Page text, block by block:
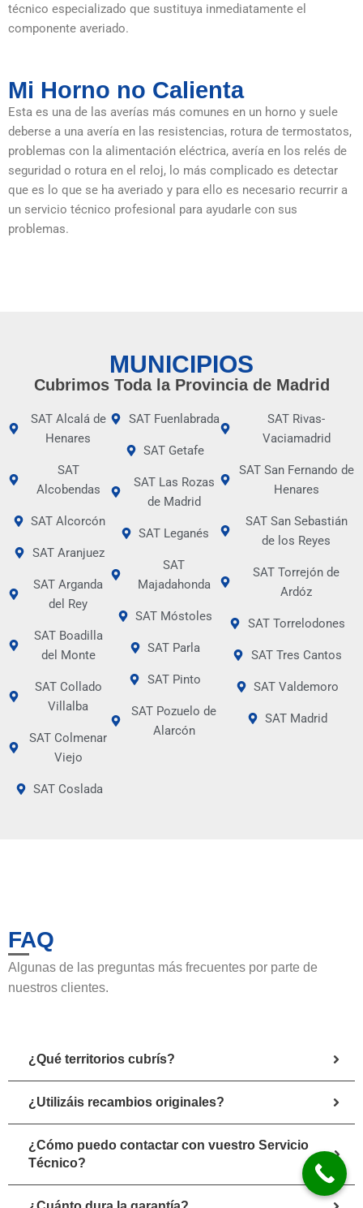
técnico especializado que sustituya inmediatamente el
componente averiado.
Mi Horno no Calienta
Esta es una de las averías más comunes en un horno y suele
deberse a una avería en las resistencias, rotura de termostatos,
problemas con la alimentación eléctrica, avería en los relés de
seguridad o rotura en el reloj, lo más complicado es detectar
que es lo que se ha averiado y para ello es necesario recurrir a
un servicio técnico profesional para ayudarle con sus
problemas.
MUNICIPIOS
Cubrimos Toda la Provincia de Madrid
SAT Alcalá de
Henares
SAT
Alcobendas
SAT Alcorcón
SAT Aranjuez
SAT Arganda
del Rey
SAT Boadilla
del Monte
SAT Collado
Villalba
SAT Colmenar
Viejo
SAT Coslada
SAT Fuenlabrada
SAT Getafe
SAT Las Rozas
de Madrid
SAT Leganés
SAT
Majadahonda
SAT Móstoles
SAT Parla
SAT Pinto
SAT Pozuelo de
Alarcón
SAT Rivas-
Vaciamadrid
SAT San Fernando de
Henares
SAT San Sebastián
de los Reyes
SAT Torrejón de
Ardóz
SAT Torrelodones
SAT Tres Cantos
SAT Valdemoro
SAT Madrid
FAQ
Algunas de las preguntas más frecuentes por parte de
nuestros clientes.
¿Qué territorios cubrís?
¿Utilizáis recambios originales?
¿Cómo puedo contactar con vuestro Servicio
Técnico?